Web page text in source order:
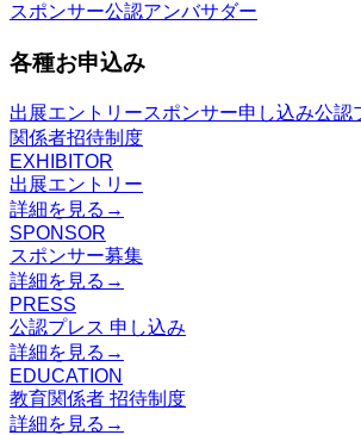
スポンサー公認アンバサダー
各種お申込み
出展エントリースポンサー申し込み公認
関係者招待制度
EXHIBITOR
出展エントリー
詳細を見る →
SPONSOR
スポンサー募集
詳細を見る →
PRESS
公認プレス 申し込み
詳細を見る →
EDUCATION
教育関係者 招待制度
詳細を見る →